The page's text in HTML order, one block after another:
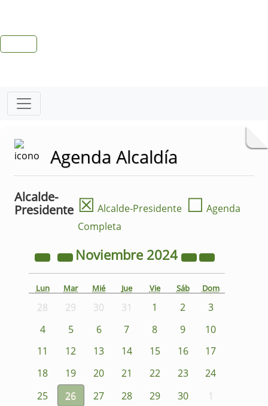
Agenda Alcaldía
Alcalde-
Presidente ☒ Alcalde-Presidente ☐ Agenda
Completa
Noviembre 2024
Lun Mar Mié Jue Vie Sáb Dom
28 29 30 31 1 2
3
4
5 6 7 8 9
10
11
12 13 14 15 16
17
18
19 20 21 22 23
24
25
26 27 28 29 30 1